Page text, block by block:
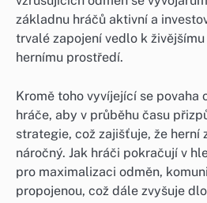
základnu hráčů aktivní a
trvalé zapojení vedlo k
hernímu prostředí.
Kromě toho vyvíjející se povaha
hráče, aby v průběhu času
strategie, což zajišťuje, že herní
náročný. Jak hráči pokračují v
pro maximalizaci odměn,
propojenou, což dále zvyšuje